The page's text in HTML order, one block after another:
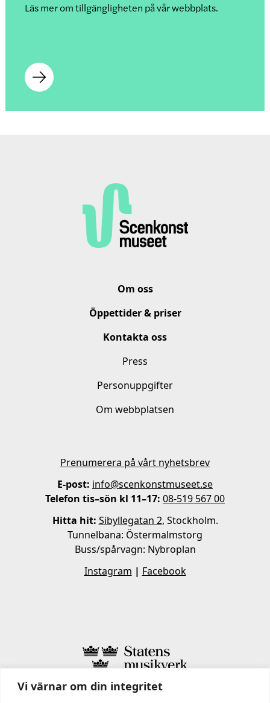
Vi värnar om din integritet
Läs mer om tillgängligheten på vår webbplats.
Om oss
Öppettider & priser
Kontakta oss
Press
Personuppgifter
Om webbplatsen
Prenumerera på vårt nyhetsbrev
E-post: info@scenkonstmuseet.se
Telefon tis–sön kl 11–17: 08-519 567 00
Hitta hit: Sibyllegatan 2, Stockholm.
Tunnelbana: Östermalmstorg
Buss/spårvagn: Nybroplan
Instagram | Facebook
I STATENS MUSIKVERK INGÅR